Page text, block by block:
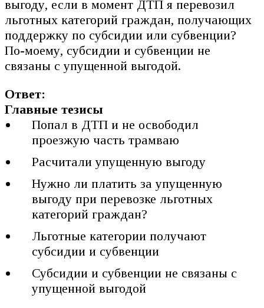
выгоду, если в момент ДТП я перевозил
льготных категорий граждан, получающих
поддержку по субсидии или субвенции?
По-моему, субсидии и субвенции не
связаны с упущенной выгодой.
Ответ:
Главные тезисы
Попал в ДТП и не освободил
проезжую часть трамваю
Расчитали упущенную выгоду
Нужно ли платить за упущенную
выгоду при перевозке льготных
категорий граждан?
Льготные категории получают
субсидии и субвенции
Субсидии и субвенции не связаны с
упущенной выгодой